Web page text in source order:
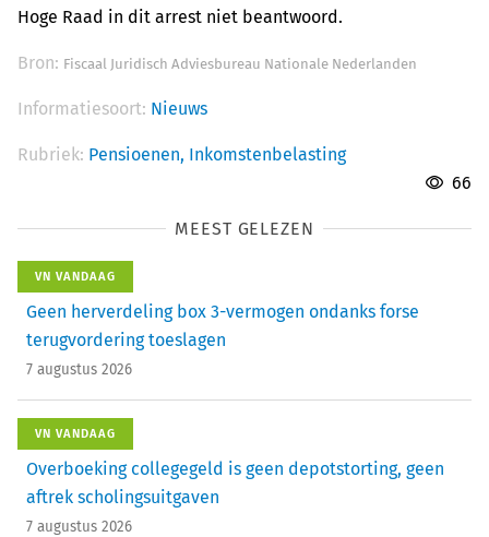
Hoge Raad in dit arrest niet beantwoord.
Bron: Fiscaal Juridisch Adviesbureau Nationale Nederlanden
Informatiesoort: Nieuws
Rubriek: Pensioenen, Inkomstenbelasting
66
MEEST GELEZEN
VN VANDAAG
Geen herverdeling box 3-vermogen ondanks forse
terugvordering toeslagen
7 augustus 2026
VN VANDAAG
Overboeking collegegeld is geen depotstorting, geen
aftrek scholingsuitgaven
7 augustus 2026